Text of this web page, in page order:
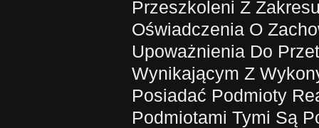
Przeszkoleni Z
Oświadczenia O
Upoważnienia Do
Wynikającym Z
Posiadać Podmioty
Podmiotami Tymi Są